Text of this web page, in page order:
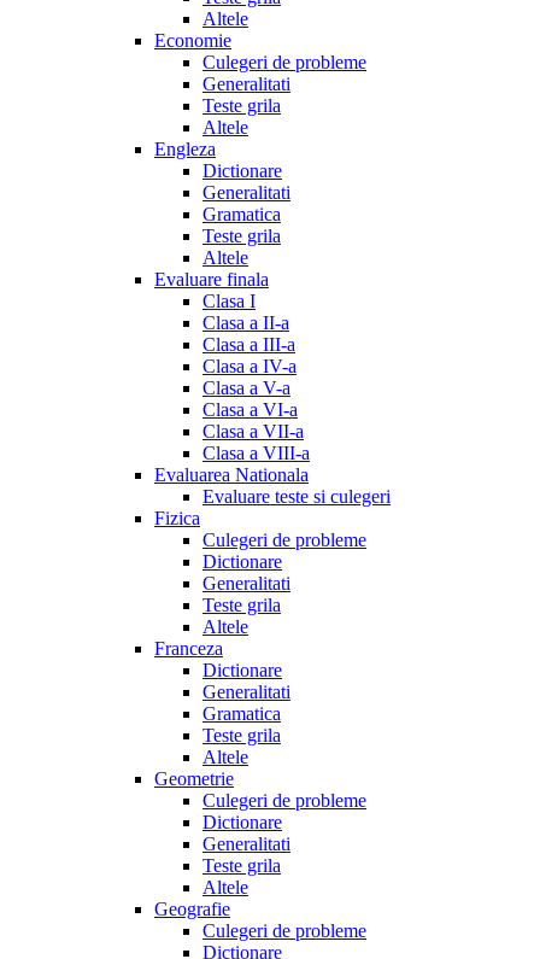
Altele
Economie
Culegeri de probleme
Generalitati
Teste grila
Altele
Engleza
Dictionare
Generalitati
Gramatica
Teste grila
Altele
Evaluare finala
Clasa I
Clasa a II-a
Clasa a III-a
Clasa a IV-a
Clasa a V-a
Clasa a VI-a
Clasa a VII-a
Clasa a VIII-a
Evaluarea Nationala
Evaluare teste si culegeri
Fizica
Culegeri de probleme
Dictionare
Generalitati
Teste grila
Altele
Franceza
Dictionare
Generalitati
Gramatica
Teste grila
Altele
Geometrie
Culegeri de probleme
Dictionare
Generalitati
Teste grila
Altele
Geografie
Culegeri de probleme
Dictionare